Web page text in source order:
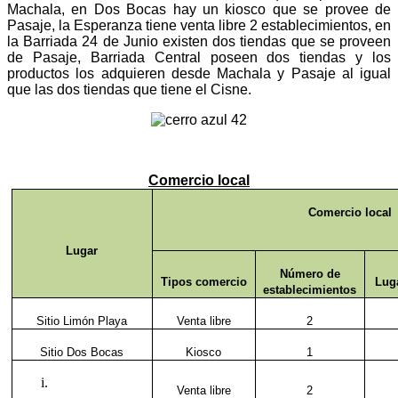
Machala, en Dos Bocas hay un kiosco que se provee de
Pasaje, la Esperanza tiene venta libre 2 establecimientos, en
la Barriada 24 de Junio existen dos tiendas que se proveen
de Pasaje, Barriada Central poseen dos tiendas y los
productos los adquieren desde Machala y Pasaje al igual
que las dos tiendas que tiene el Cisne.
Comercio local
Lugar
Comercio local
Tipos comercio
Número de
establecimientos
Sitio Limón Playa Venta libre 2
Sitio Dos Bocas Kiosco 1
Venta libre 2